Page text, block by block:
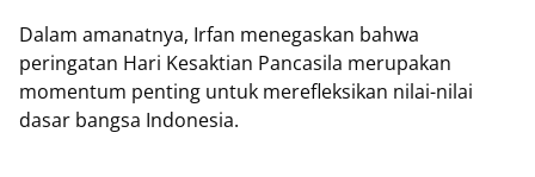
Dalam amanatnya, Irfan menegaskan bahwa
peringatan Hari Kesaktian Pancasila merupakan
momentum penting untuk merefleksikan nilai-nilai
dasar bangsa Indonesia.